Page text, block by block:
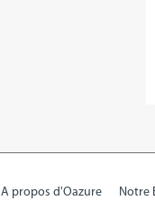
A propos d'Oazure Notre